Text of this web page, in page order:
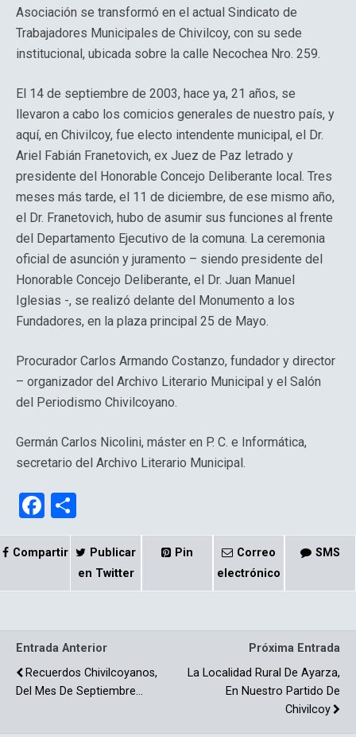
Asociación se transformó en el actual Sindicato de
Trabajadores Municipales de Chivilcoy, con su sede
institucional, ubicada sobre la calle Necochea Nro. 259.
El 14 de septiembre de 2003, hace ya, 21 años, se
llevaron a cabo los comicios generales de nuestro país, y
aquí, en Chivilcoy, fue electo intendente municipal, el Dr.
Ariel Fabián Franetovich, ex Juez de Paz letrado y
presidente del Honorable Concejo Deliberante local. Tres
meses más tarde, el 11 de diciembre, de ese mismo año,
el Dr. Franetovich, hubo de asumir sus funciones al frente
del Departamento Ejecutivo de la comuna. La ceremonia
oficial de asunción y juramento – siendo presidente del
Honorable Concejo Deliberante, el Dr. Juan Manuel
Iglesias -, se realizó delante del Monumento a los
Fundadores, en la plaza principal 25 de Mayo.
Procurador Carlos Armando Costanzo, fundador y director
– organizador del Archivo Literario Municipal y el Salón
del Periodismo Chivilcoyano.
Germán Carlos Nicolini, máster en P. C. e Informática,
secretario del Archivo Literario Municipal.
F
a
ce
k
o
m
p
Compartir
Publicar
en Twitter
Pin
Correo
electrónico
SMS
Entrada Anterior
Recuerdos Chivilcoyanos,
Del Mes De Septiembre…
Próxima Entrada
La Localidad Rural De Ayarza,
En Nuestro Partido De
Chivilcoy